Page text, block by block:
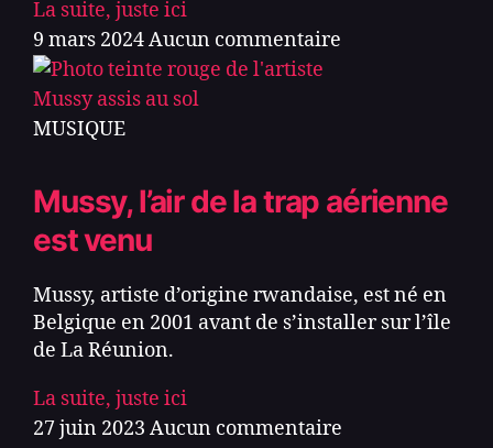
La suite, juste ici
9 mars 2024Aucun commentaire
MUSIQUE
Mussy, l’air de la trap aérienne
est venu
Mussy, artiste d’origine rwandaise, est né en
Belgique en 2001 avant de s’installer sur l’île
de La Réunion.
La suite, juste ici
27 juin 2023 Aucun commentaire